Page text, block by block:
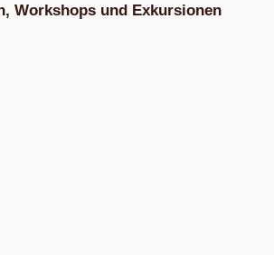
Workshops und Exkursionen